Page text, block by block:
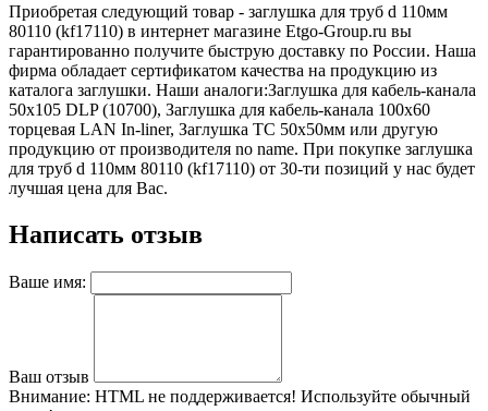
Приобретая следующий товар - заглушка для труб d 110мм
80110 (kf17110) в интернет магазине Etgo-Group.ru вы
гарантированно получите быструю доставку по России. Наша
фирма обладает сертификатом качества на продукцию из
каталога заглушки. Наши аналоги:Заглушка для кабель-канала
50х105 DLP (10700), Заглушка для кабель-канала 100х60
торцевая LAN In-liner, Заглушка ТС 50х50мм или другую
продукцию от производителя no name. При покупке заглушка
для труб d 110мм 80110 (kf17110) от 30-ти позиций у нас будет
лучшая цена для Вас.
Написать отзыв
Ваше имя:
Ваш отзыв
Внимание: HTML не поддерживается! Используйте обычный